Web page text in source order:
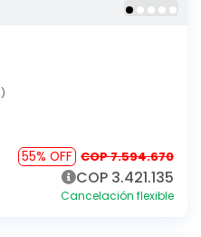
55% OFF COP 7.594.670
COP 3.421.135
Cancelación flexible